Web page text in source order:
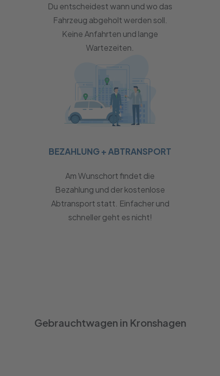
Du entscheidest wann und wo das
Fahrzeug abgeholt werden soll.
Keine Anfahrten und lange
Wartezeiten.
BEZAHLUNG + ABTRANSPORT
Am Wunschort findet die
Bezahlung und der kostenlose
Abtransport statt. Einfacher und
schneller geht es nicht!
Gebrauchtwagen in Kronshagen